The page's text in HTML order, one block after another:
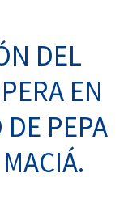
DEL
EN
DE PEPA